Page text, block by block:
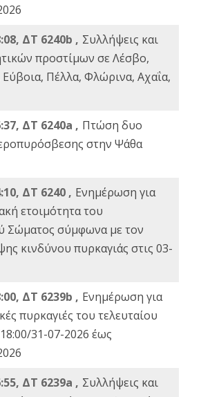
ΔΤ 6240b , Συλλήψεις και
προστίμων σε Λέσβο,
Εύβοια, Πέλλα, Φλώρινα, Αχαΐα,
ΔΤ 6240a , Πτώση δυο
στην Ψάθα
ΔΤ 6240 , Ενημέρωση για
ετοιμότητα του
Σώματος σύμφωνα με τον
κινδύνου πυρκαγιάς στις 03-
ΔΤ 6239b , Ενημέρωση για
πυρκαγιές του τελευταίου
31-07-2026 έως
ΔΤ 6239a , Συλλήψεις και